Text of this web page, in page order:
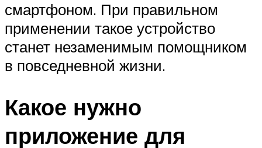
смартфоном. При правильном
применении такое устройство
станет незаменимым помощником
в повседневной жизни.
Какое нужно
приложение для